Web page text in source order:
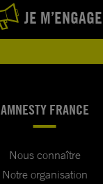
JE M’ENGAGE
AMNESTY FRANCE
Nous connaître
Notre organisation